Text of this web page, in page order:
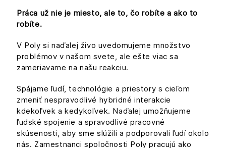
Práca už nie je miesto, ale to, čo robíte a ako to
robíte.
V Poly si naďalej živo uvedomujeme množstvo
problémov v našom svete, ale ešte viac sa
zameriavame na našu reakciu.
Spájame ľudí, technológie a priestory s cieľom
zmeniť nespravodlivé hybridné interakcie
kdekoľvek a kedykoľvek. Naďalej umožňujeme
ľudské spojenie a spravodlivé pracovné
skúsenosti, aby sme slúžili a podporovali ľudí okolo
nás. Zamestnanci spoločnosti Poly pracujú ako